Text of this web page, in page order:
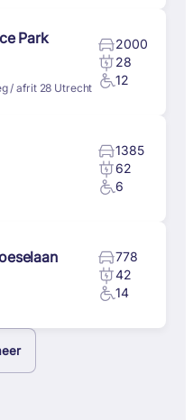
Park
/ afrit 28 Utrecht
2000
28
12
1385
62
6
778
42
14